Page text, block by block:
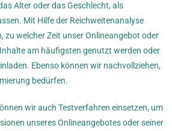
Alter oder das Geschlecht, als
Mit Hilfe der Reichweitenanalyse
zu welcher Zeit unser Onlineangebot oder
am häufigsten genutzt werden oder
Ebenso können wir nachvollziehen,
bedürfen.
wir auch Testverfahren einsetzen, um
unseres Onlineangebotes oder seiner